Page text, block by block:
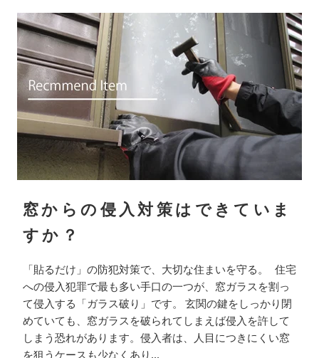
窓からの侵入対策はできていま
すか？
「貼るだけ」の防犯対策で、大切な住まいを守る。 住宅
への侵入犯罪で最も多い手口の一つが、窓ガラスを割っ
て侵入する「ガラス破り」です。 玄関の鍵をしっかり閉
めていても、窓ガラスを破られてしまえば侵入を許して
しまう恐れがあります。侵入者は、人目につきにくい窓
を狙うケースも少なくあり...